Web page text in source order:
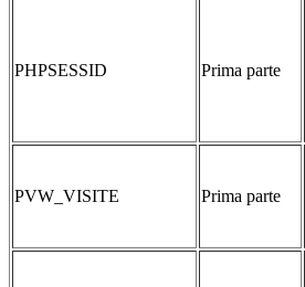
PHPSESSID Prima parte
PVW_VISITE Prima parte